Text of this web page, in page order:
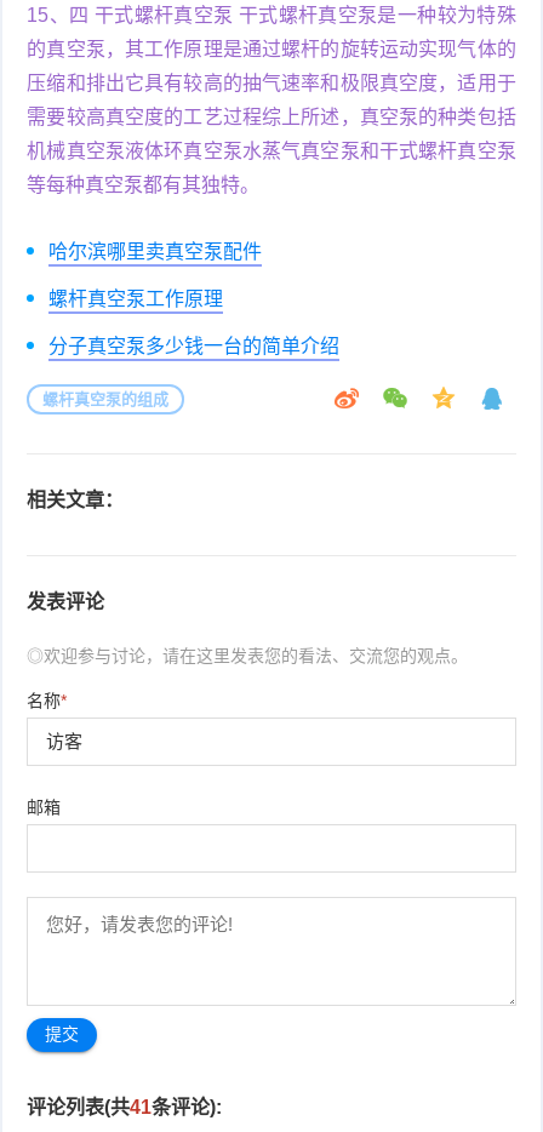
15、四 干式螺杆真空泵 干式螺杆真空泵是一种较为特殊
的真空泵，其工作原理是通过螺杆的旋转运动实现气体的
压缩和排出它具有较高的抽气速率和极限真空度，适用于
需要较高真空度的工艺过程综上所述，真空泵的种类包括
机械真空泵液体环真空泵水蒸气真空泵和干式螺杆真空泵
等每种真空泵都有其独特。
哈尔滨哪里卖真空泵配件
螺杆真空泵工作原理
分子真空泵多少钱一台的简单介绍
螺杆真空泵的组成
相关文章：
发表评论
◎欢迎参与讨论，请在这里发表您的看法、交流您的观点。
名称*
邮箱
评论列表(共41条评论):